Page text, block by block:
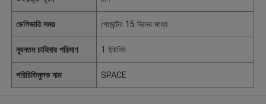
ডেলিভারি সময় পেমেন্টের 15 দিনের মধ্যে
ন্যূনতম চাহিদার পরিমাণ 1 ইউনিট
পরিচিতিমুলক নাম SPACE